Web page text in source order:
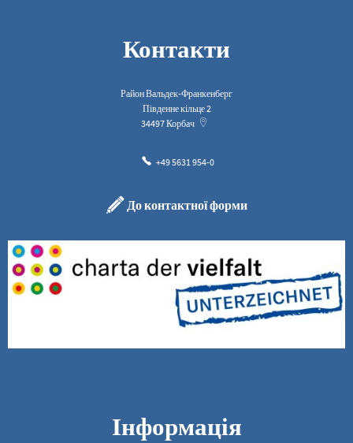
Контакти
Район Вальдек-Франкенберг
Південне кільце 2
34497Корбач
+49 5631 954-0
До контактної форми
Інформація